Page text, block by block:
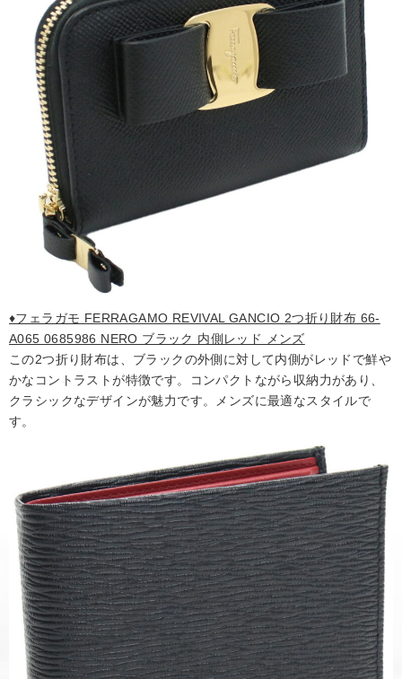
♦フェラガモ FERRAGAMO REVIVAL GANCIO 2つ折り財布 66-
A065 0685986 NERO ブラック 内側レッド メンズ
この2つ折り財布は、ブラックの外側に対して内側がレッドで鮮や
かなコントラストが特徴です。コンパクトながら収納力があり、
クラシックなデザインが魅力です。メンズに最適なスタイルで
す。